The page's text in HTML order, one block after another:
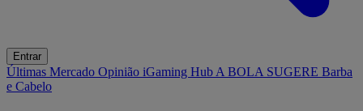
Entrar
Últimas Mercado Opinião iGaming Hub A BOLA SUGERE Barba
e Cabelo